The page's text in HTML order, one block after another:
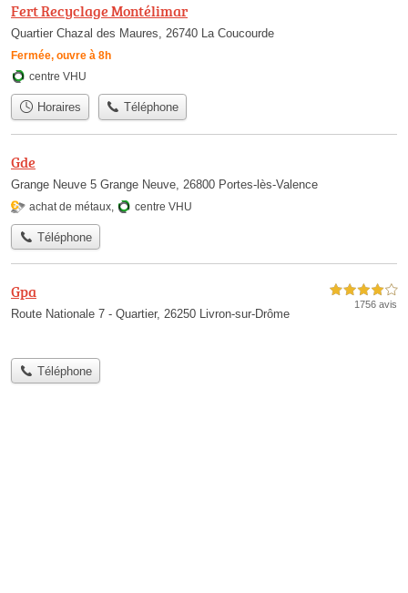
Fert Recyclage Montélimar
Quartier Chazal des Maures, 26740 La Coucourde
Fermée, ouvre à 8h
centre VHU
Horaires Téléphone
Gde
Grange Neuve 5 Grange Neuve, 26800 Portes-lès-Valence
achat de métaux centre VHU
Téléphone
Gpa
Route Nationale 7 - Quartier, 26250 Livron-sur-Drôme
4,0 étoiles sur 5
1756 avis
Téléphone